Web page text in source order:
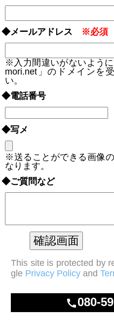
◆メールアドレス ※必須
※入力間違いがないよう
mori.net」のドメインを
い。
◆電話番号
◆写メ
※送ることができる画像
なります。
◆ご質問など
This site is protected by
gle Privacy Policy and
call080-